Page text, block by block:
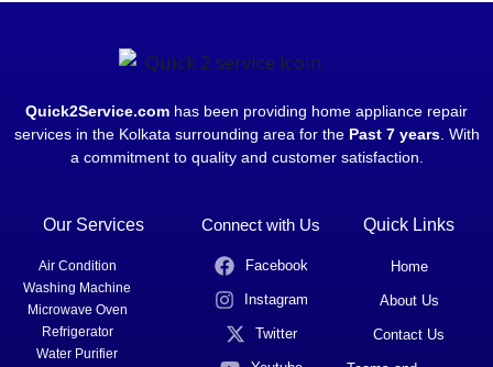
Quick2Service.com has been providing home appliance repair
services in the Kolkata surrounding area for the Past 7 years. With
a commitment to quality and customer satisfaction.
Our Services
Air Condition
Washing Machine
Microwave Oven
Refrigerator
Water Purifier
Connect with Us
Facebook
Instagram
Twitter
Quick Links
Home
About Us
Contact Us